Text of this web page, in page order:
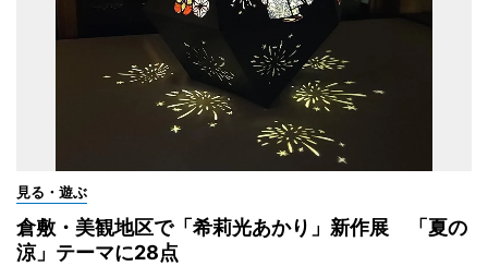
見る・遊ぶ
倉敷・美観地区で「希莉光あかり」新作展 「夏の
涼」テーマに28点